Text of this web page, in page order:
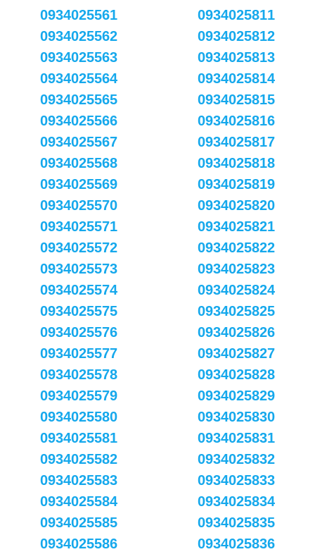
0934025561
0934025562
0934025563
0934025564
0934025565
0934025566
0934025567
0934025568
0934025569
0934025570
0934025571
0934025572
0934025573
0934025574
0934025575
0934025576
0934025577
0934025578
0934025579
0934025580
0934025581
0934025582
0934025583
0934025584
0934025585
0934025586
0934025811
0934025812
0934025813
0934025814
0934025815
0934025816
0934025817
0934025818
0934025819
0934025820
0934025821
0934025822
0934025823
0934025824
0934025825
0934025826
0934025827
0934025828
0934025829
0934025830
0934025831
0934025832
0934025833
0934025834
0934025835
0934025836